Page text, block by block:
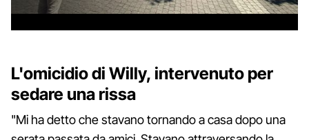
L'omicidio di Willy, intervenuto per
sedare una rissa
"Mi ha detto che stavano tornando a casa dopo una